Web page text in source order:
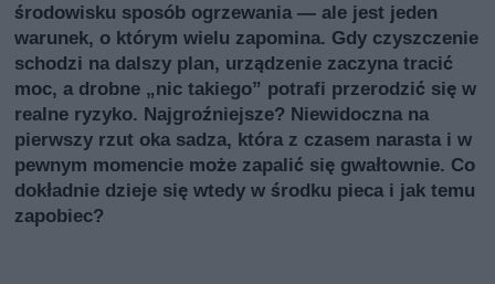
środowisku sposób ogrzewania — ale jest jeden
warunek, o którym wielu zapomina. Gdy czyszczenie
schodzi na dalszy plan, urządzenie zaczyna tracić
moc, a drobne „nic takiego” potrafi przerodzić się w
realne ryzyko. Najgroźniejsze? Niewidoczna na
pierwszy rzut oka sadza, która z czasem narasta i w
pewnym momencie może zapalić się gwałtownie. Co
dokładnie dzieje się wtedy w środku pieca i jak temu
zapobiec?